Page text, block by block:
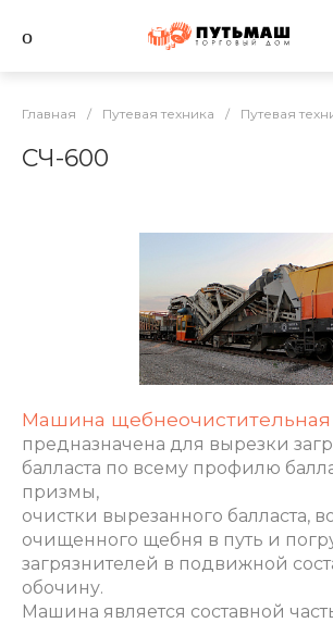
Главная / Путевая техника / Путевая
СЧ-600
Машина
предназначена для вырезки
балласта по всему профилю
призмы,
очистки вырезанного балласта,
очищенного щебня в путь и
загрязнителей в подвижной
обочину.
Машина является составной